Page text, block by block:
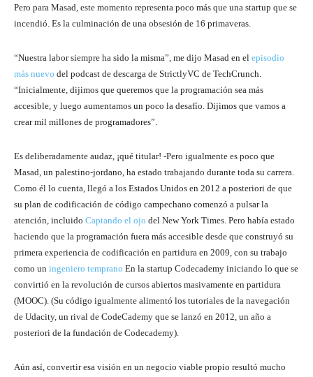
Pero para Masad, este momento representa poco más que una startup que se
incendió. Es la culminación de una obsesión de 16 primaveras.
“Nuestra labor siempre ha sido la misma”, me dijo Masad en el episodio
más nuevo del podcast de descarga de StrictlyVC de TechCrunch.
“Inicialmente, dijimos que queremos que la programación sea más
accesible, y luego aumentamos un poco la desafío. Dijimos que vamos a
crear mil millones de programadores”.
Es deliberadamente audaz, ¡qué titular! -Pero igualmente es poco que
Masad, un palestino-jordano, ha estado trabajando durante toda su carrera.
Como él lo cuenta, llegó a los Estados Unidos en 2012 a posteriori de que
su plan de codificación de código campechano comenzó a pulsar la
atención, incluido Captando el ojo del New York Times. Pero había estado
haciendo que la programación fuera más accesible desde que construyó su
primera experiencia de codificación en partidura en 2009, con su trabajo
como un ingeniero temprano En la startup Codecademy iniciando lo que se
convirtió en la revolución de cursos abiertos masivamente en partidura
(MOOC). (Su código igualmente alimentó los tutoriales de la navegación
de Udacity, un rival de CodeCademy que se lanzó en 2012, un año a
posteriori de la fundación de Codecademy).
Aún así, convertir esa visión en un negocio viable propio resultó mucho